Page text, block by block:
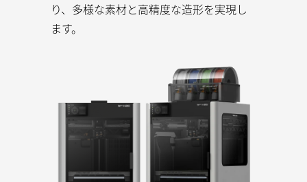
り、多様な素材と高精度な造形を実現し
ます。